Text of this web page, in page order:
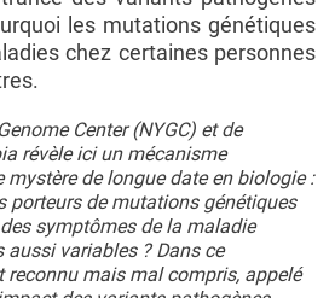
les mutations génétiques
chez certaines personnes
Center (NYGC) et de
révèle ici un mécanisme
mystère de longue date en biologie :
porteurs de mutations génétiques
symptômes de la maladie
aussi variables ? Dans ce
reconnu mais mal compris, appelé